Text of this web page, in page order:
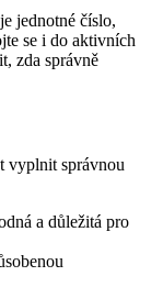
jednotné číslo,
se i do aktivních
zda správně
vyplnit správnou
a důležitá pro